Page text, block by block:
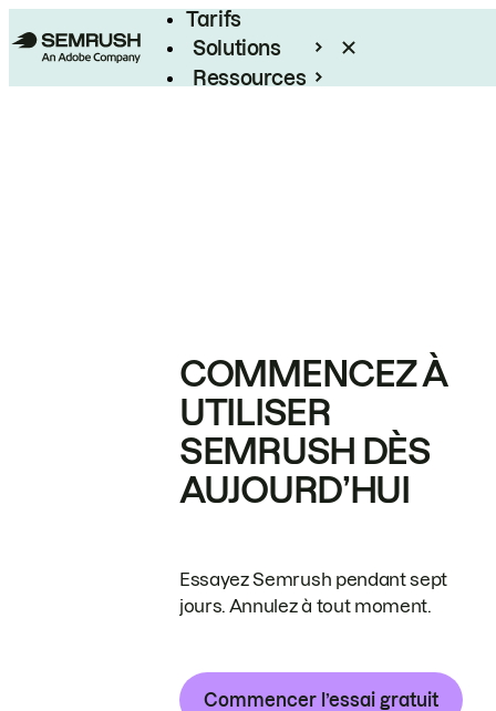
Tarifs
Solutions
Ressources
COMMENCEZ À
UTILISER
SEMRUSH DÈS
AUJOURD’HUI
Essayez Semrush pendant sept
jours. Annulez à tout moment.
Commencer l’essai gratuit